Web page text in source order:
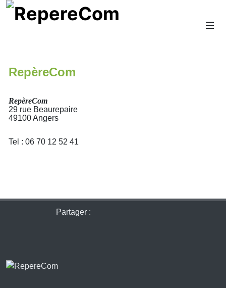
RepèreCom
RepèreCom
29 rue Beaurepaire
49100 Angers
Tel : 06 70 12 52 41
Partager :